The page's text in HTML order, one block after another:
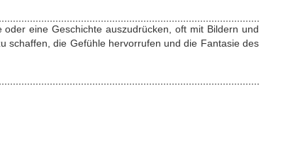
eine Geschichte auszudrücken, oft mit Bildern und
schaffen, die Gefühle hervorrufen und die Fantasie des